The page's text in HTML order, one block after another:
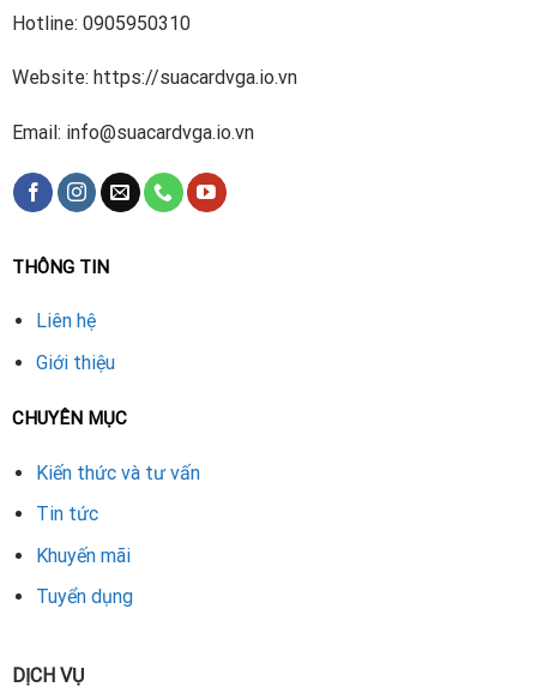
Hotline: 0905950310
Website: https://suacardvga.io.vn
Email: info@suacardvga.io.vn
THÔNG TIN
Liên hệ
Giới thiệu
CHUYÊN MỤC
Kiến thức và tư vấn
Tin tức
Khuyến mãi
Tuyển dụng
DỊCH VỤ